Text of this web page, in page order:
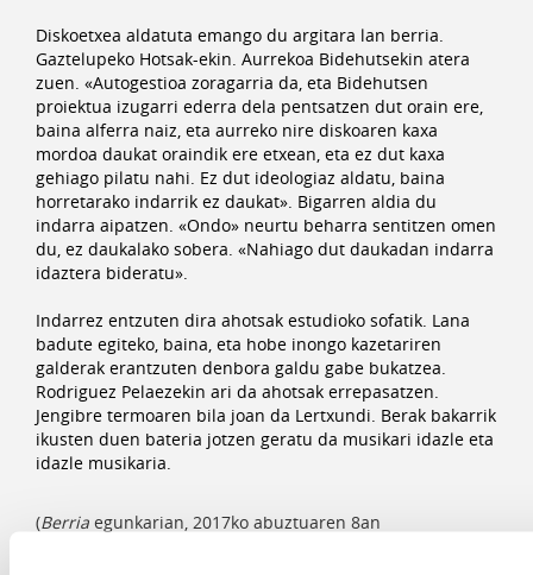
Diskoetxea aldatuta emango du argitara lan berria.
Gaztelupeko Hotsak-ekin. Aurrekoa Bidehutsekin atera
zuen. «Autogestioa zoragarria da, eta Bidehutsen
proiektua izugarri ederra dela pentsatzen dut orain ere,
baina alferra naiz, eta aurreko nire diskoaren kaxa
mordoa daukat oraindik ere etxean, eta ez dut kaxa
gehiago pilatu nahi. Ez dut ideologiaz aldatu, baina
horretarako indarrik ez daukat». Bigarren aldia du
indarra aipatzen. «Ondo» neurtu beharra sentitzen omen
du, ez daukalako sobera. «Nahiago dut daukadan indarra
idaztera bideratu».
Indarrez entzuten dira ahotsak estudioko sofatik. Lana
badute egiteko, baina, eta hobe inongo kazetariren
galderak erantzuten denbora galdu gabe bukatzea.
Rodriguez Pelaezekin ari da ahotsak errepasatzen.
Jengibre termoaren bila joan da Lertxundi. Berak bakarrik
ikusten duen bateria jotzen geratu da musikari idazle eta
idazle musikaria.
(Berria egunkarian, 2017ko abuztuaren 8an